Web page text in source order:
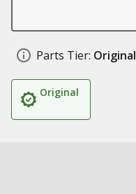
Parts Tier: Original
Original